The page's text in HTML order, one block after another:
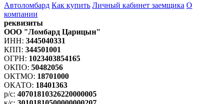
Автоломбард Как купить Личный кабинет заемщика О
компании
реквизиты
ООО "Ломбард Царицын"
ИНН: 3445040331
КПП: 344501001
ОГРН: 1023403854165
ОКПО: 50482056
ОКТМО: 18701000
ОКАТО: 18401363
р/с: 40701810326220000005